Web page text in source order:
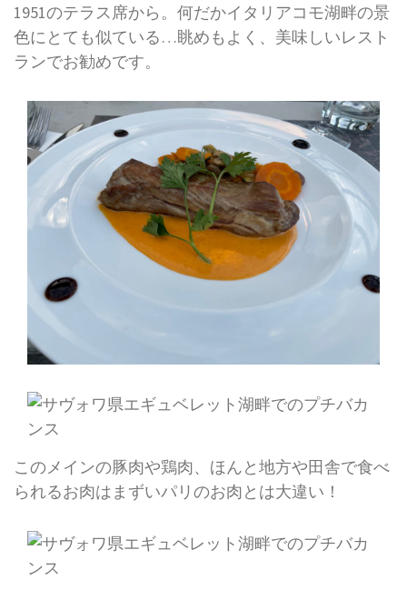
1951のテラス席から。何だかイタリアコモ湖畔の景
色にとても似ている…眺めもよく、美味しいレスト
ランでお勧めです。
このメインの豚肉や鶏肉、ほんと地方や田舎で食べ
られるお肉はまずいパリのお肉とは大違い！